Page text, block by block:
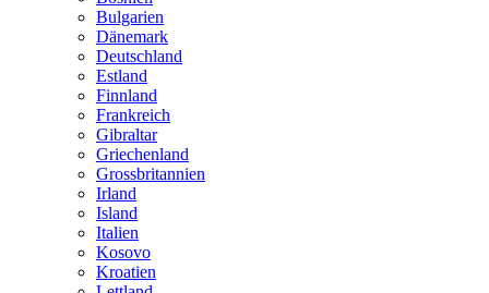
Bulgarien
Dänemark
Deutschland
Estland
Finnland
Frankreich
Gibraltar
Griechenland
Grossbritannien
Irland
Island
Italien
Kosovo
Kroatien